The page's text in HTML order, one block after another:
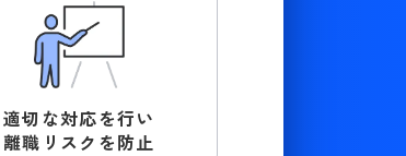
適切な対応を行い
離職リスクを防止